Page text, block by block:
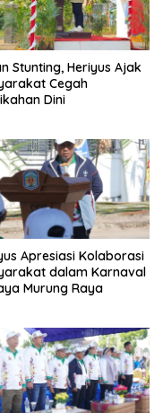
Stunting, Heriyus Ajak
Cegah
Dini
Apresiasi Kolaborasi
dalam Karnaval
Murung Raya